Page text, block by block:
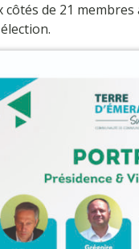
côtés de 21